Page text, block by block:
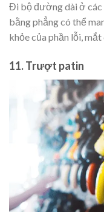
Đi bộ đường dài ở các
bằng phẳng có thể
khỏe của phần lỗi,
11. Trượt patin